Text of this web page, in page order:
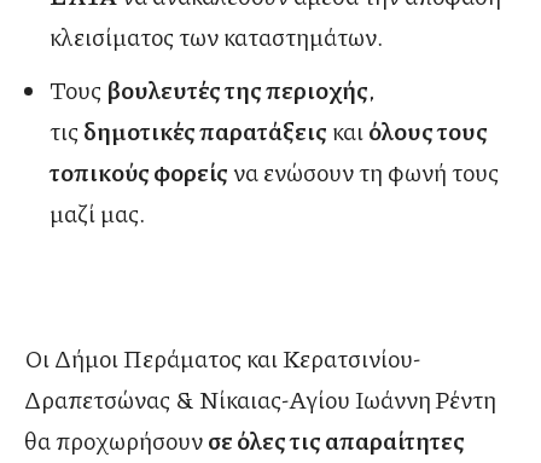
κλεισίματος των καταστημάτων.
Τους βουλευτές της περιοχής,
τις δημοτικές παρατάξεις καιόλους τους
τοπικούς φορείςνα ενώσουν τη φωνή τους
μαζί μας.
Οι Δήμοι Περάματος και Κερατσινίου-
Δραπετσώνας & Νίκαιας-Αγίου ΙωάννηΡέντη
θα προχωρήσουνσε όλες τις απαραίτητες